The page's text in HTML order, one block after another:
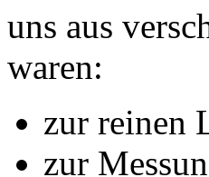
uns aus
waren:
zur reinen
zur